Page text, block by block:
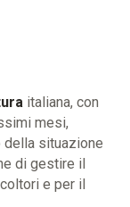
italiana, con
mesi,
della situazione
di gestire il
e per il